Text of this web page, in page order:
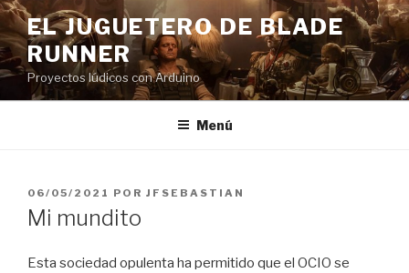
Saltar
al
contenido
EL JUGUETERO DE BLADE
RUNNER
Proyectos lúdicos con Arduino
Menú
PUBLICADO
EL
06/05/2021 POR JFSEBASTIAN
Mi mundito
Esta sociedad opulenta ha permitido que el OCIO se